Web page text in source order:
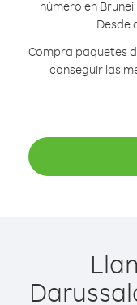
número en
Desde
Compra paquetes
conseguir las